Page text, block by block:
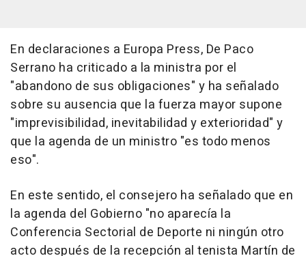
En declaraciones a Europa Press, De Paco
Serrano ha criticado a la ministra por el
"abandono de sus obligaciones" y ha señalado
sobre su ausencia que la fuerza mayor supone
"imprevisibilidad, inevitabilidad y exterioridad" y
que la agenda de un ministro "es todo menos
eso".
En este sentido, el consejero ha señalado que en
la agenda del Gobierno "no aparecía la
Conferencia Sectorial de Deporte ni ningún otro
acto después de la recepción al tenista Martín de